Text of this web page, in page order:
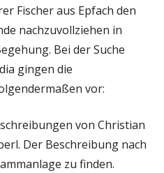
Fischer aus Epfach den
nachzuvollziehen in
Bei der Suche
gingen die
vor:
von Christian
Der Beschreibung nach
zu finden.